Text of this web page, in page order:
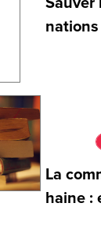
nations
La
haine :